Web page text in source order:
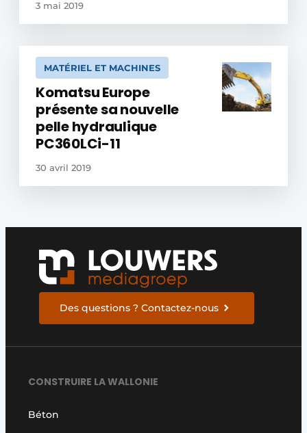
3 mai 2019
MATÉRIEL ET MACHINES
Komatsu Europe
présente sa nouvelle
pelle hydraulique
PC360LCi-11
30 avril 2019
Des questions ? Contactez-nous
CONSTRUIRE LA WALLONIE
Béton